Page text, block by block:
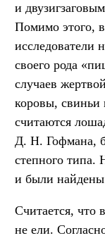
и
Помимо этого,
своего рода
случаев
коровы,
считаются
Д. Н. Гофмана,
степного типа.
и были
Считается, что
не ели.